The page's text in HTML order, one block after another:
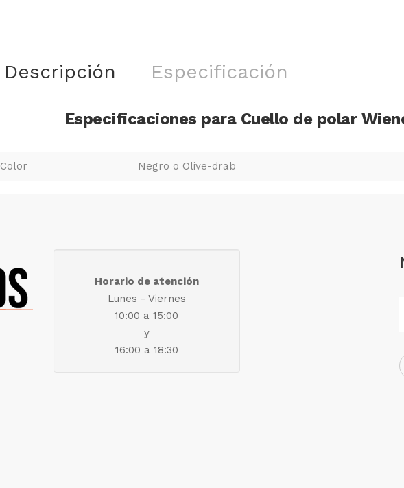
Descripción Especificación
Especificaciones para Cuello de polar
Color Negro o Olive-drab
Horario de atención
Lunes - Viernes
10:00 a 15:00
y
16:00 a 18:30